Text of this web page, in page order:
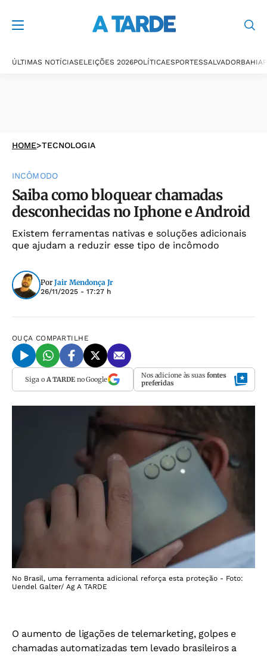
ÚLTIMAS NOTÍCIASELEIÇÕES 2026POLÍTICAESPORTESSALVADORBAHIA
HOME>TECNOLOGIA
INCÔMODO
Saiba como bloquear chamadas
desconhecidas no Iphone e Android
Existem ferramentas nativas e soluções adicionais
que ajudam a reduzir esse tipo de incômodo
Por Jair Mendonça Jr
26/11/2025 - 17:27 h
OUÇA COMPARTILHE
Siga o A TARDEno Google Nos adicione às suas fontes
preferidas
No Brasil, uma ferramenta adicional reforça esta proteção - Foto:
Uendel Galter/ Ag A TARDE
O aumento de ligações de telemarketing, golpes e
chamadas automatizadas tem levado brasileiros a